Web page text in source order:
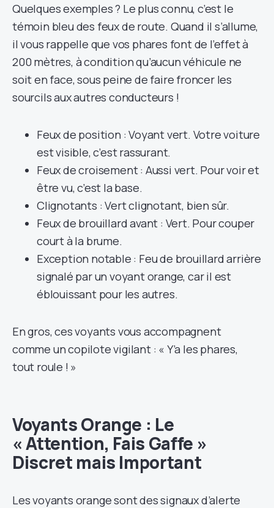
Quelques exemples ? Le plus connu, c’est le
témoin bleu des feux de route. Quand il s’allume,
il vous rappelle que vos phares font de l’effet à
200 mètres, à condition qu’aucun véhicule ne
soit en face, sous peine de faire froncer les
sourcils aux autres conducteurs !
Feux de position : Voyant vert. Votre voiture
est visible, c’est rassurant.
Feux de croisement : Aussi vert. Pour voir et
être vu, c’est la base.
Clignotants : Vert clignotant, bien sûr.
Feux de brouillard avant : Vert. Pour couper
court à la brume.
Exception notable : Feu de brouillard arrière
signalé par un voyant orange, car il est
éblouissant pour les autres.
En gros, ces voyants vous accompagnent
comme un copilote vigilant : « Y’a les phares,
tout roule ! »
Voyants Orange : Le
« Attention, Fais Gaffe »
Discret mais Important
Les voyants orange sont des signaux d’alerte